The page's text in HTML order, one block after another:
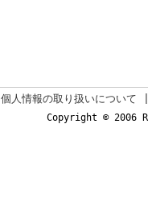
個人情報の取り扱いについて
Copyright © 2006